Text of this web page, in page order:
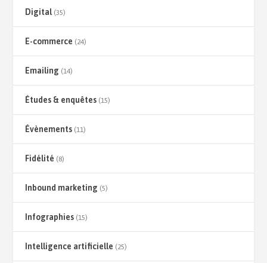
Digital(35)
E-commerce (24)
Emailing (14)
Études & enquêtes (15)
Évènements (11)
Fidélité (8)
Inbound marketing (5)
Infographies (15)
Intelligence artificielle (25)